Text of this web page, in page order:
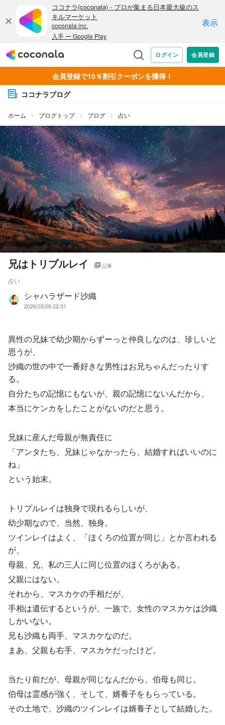
会員登録で10％割引クーポンを獲得！
ココナラブログ
ホーム ブログトップ ブログ 占い
兄はトリプルレイ 記事
占い
シャハラザード沙織
2026/03/09 22:31
異性の兄妹で幼少期からずーっと仲良しなのは、珍しいと
思うが、
沙織の世の中で一番好きな男性はお兄ちゃんだったりす
る。
自分たちの記憶にもないが、親の記憶にないんだから、
本当にケンカをしたことがないのだと思う。
兄妹に産んだ母親が無責任に
「アンタたち、兄妹じゃなかったら、結婚すればいいのに
ね」
という始末。
トリプルレイは独身で現れるらしいが、
幼少期なので、当然、独身。
ツインレイはよく、「ほくろの位置が同じ」とか言われる
が、
母親、兄、私の三人に同じ位置のほくろがある。
父親にはない。
それから、マスカケの手相だが、
手相は遺伝するというが、一族で、女性のマスカケは沙織
しかいない。
兄も沙織も両手、マスカケなのだ。
まあ、父親も右手、マスカケだったけど。
当たり前だが、母親が同じなんだから、伯母も同じ。
伯母は霊感が強く、そして、婿養子をもらっている。
その土地で、沙織のツインレイは婿養子として結婚した。